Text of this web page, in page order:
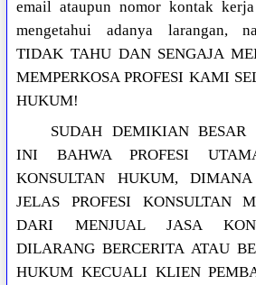
email ataupun nomor kontak
mengetahui adanya larangan,
TIDAK TAHU DAN SENGAJA
MEMPERKOSA PROFESI KAMI
HUKUM!
SUDAH DEMIKIAN BESAR
INI BAHWA PROFESI
KONSULTAN HUKUM,
JELAS PROFESI KONSULTAN
DARI MENJUAL JASA
DILARANG BERCERITA ATAU
HUKUM KECUALI KLIEN